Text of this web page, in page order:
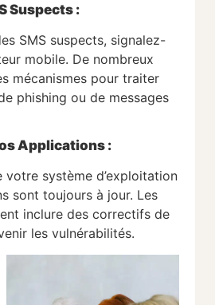
Suspects :
SMS suspects, signalez-
mobile. De nombreux
mécanismes pour traiter
phishing ou de messages
Applications :
votre système d’exploitation
sont toujours à jour. Les
inclure des correctifs de
les vulnérabilités.